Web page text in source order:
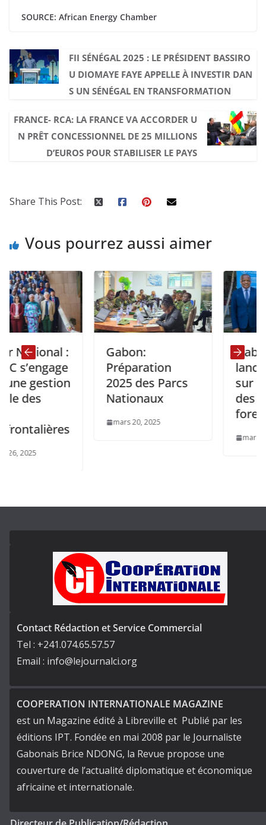
SOURCE: African Energy Chamber
FII SÉNÉGAL 2025 : LE PRÉSIDENT BASSIRO
U DIOMAYE FAYE APPELLE À INVESTIR DAN
S UN SÉNÉGAL EN TRANSFORMATION
FRANCE- RCA: LA FRANCE VA ACCORDER U
N PRÊT CONCESSIONNEL DE 25 MILLIONS
D’EUROS POUR STABILISER LE PAYS
Share This Post:
Vous pourrez aussi aimer
:
Gabon:
Préparation
2025 des Parcs
Nationaux
mars 20, 2025
Gabon:
lance
sur
des
mars 12, 2025
Contact Rédaction et Service Commercial
Tel : +241.074.65.57.57
Email : info@lejournalci.org
COOPERATION INTERNATIONALE MAGAZINE
est un Magazine édité à Libreville et Publié par les
éditions IPT. Fondée en mai 2008 par le Journaliste
Gabonais Brice NDONG, la Revue propose une
couverture de l’actualité diplomatique et économique
africaine et internationale.